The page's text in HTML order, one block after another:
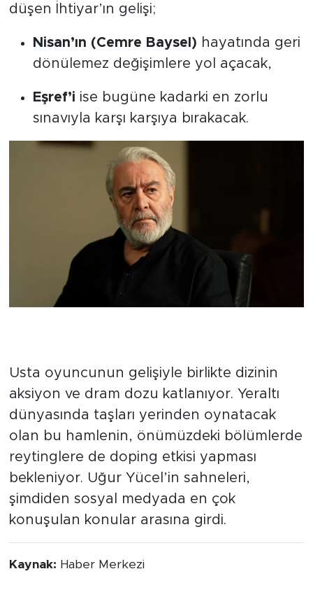
düşen İhtiyar’ın gelişi;
Nisan’ın (Cemre Baysel) hayatında geri
dönülemez değişimlere yol açacak,
Eşref’i ise bugüne kadarki en zorlu
sınavıyla karşı karşıya bırakacak.
Usta oyuncunun gelişiyle birlikte dizinin
aksiyon ve dram dozu katlanıyor. Yeraltı
dünyasında taşları yerinden oynatacak
olan bu hamlenin, önümüzdeki bölümlerde
reytinglere de doping etkisi yapması
bekleniyor. Uğur Yücel’in sahneleri,
şimdiden sosyal medyada en çok
konuşulan konular arasına girdi.
Kaynak: Haber Merkezi